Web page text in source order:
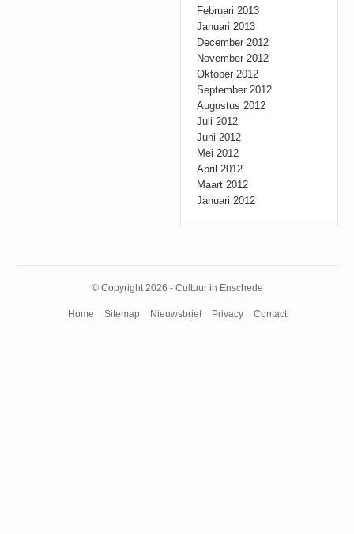
Februari 2013
Januari 2013
December 2012
November 2012
Oktober 2012
September 2012
Augustus 2012
Juli 2012
Juni 2012
Mei 2012
April 2012
Maart 2012
Januari 2012
© Copyright 2026 - Cultuur in Enschede
Home Sitemap Nieuwsbrief Privacy Contact